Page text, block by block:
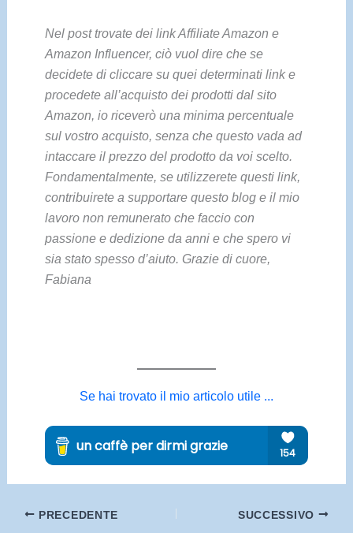
Nel post trovate dei link Affiliate Amazon e
Amazon Influencer, ciò vuol dire che se
decidete di cliccare su quei determinati link e
procedete all’acquisto dei prodotti dal sito
Amazon, io riceverò una minima percentuale
sul vostro acquisto, senza che questo vada ad
intaccare il prezzo del prodotto da voi scelto.
Fondamentalmente, se utilizzerete questi link,
contribuirete a supportare questo blog e il mio
lavoro non remunerato che faccio con
passione e dedizione da anni e che spero vi
sia stato spesso d’aiuto. Grazie di cuore,
Fabiana
Se hai trovato il mio articolo utile ...
PRECEDENTE SUCCESSIVO